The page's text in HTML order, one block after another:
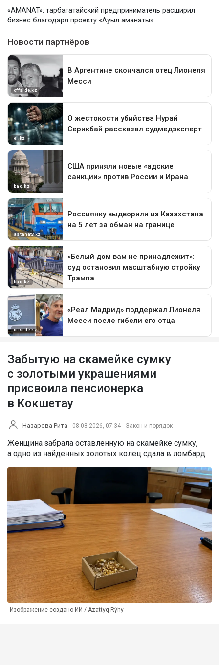
«AMANAT»: тарбагатайский предприниматель расширил
бизнес благодаря проекту «Ауыл аманаты»
Забытую на скамейке сумку
с золотыми украшениями
присвоила пенсионерка
в Кокшетау
Назарова Рита 08.08.2026, 07:34 Закон и порядок
Женщина забрала оставленную на скамейке сумку,
а одно из найденных золотых колец сдала в ломбард
Изображение создано ИИ / Azattyq Rýhy